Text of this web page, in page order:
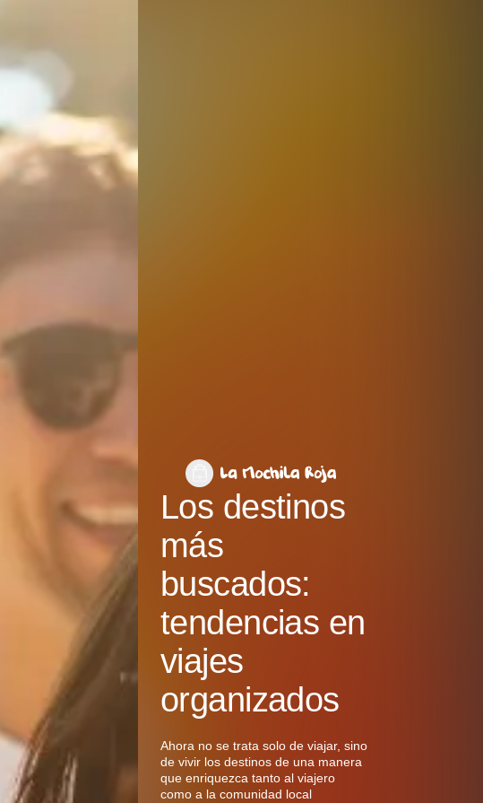
Los destinos
más
buscados:
tendencias en
viajes
organizados
Ahora no se trata solo de viajar, sino
de vivir los destinos de una manera
que enriquezca tanto al viajero
como a la comunidad local